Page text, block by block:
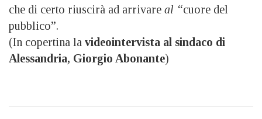
che di certo riuscirà ad arrivare al “cuore del
pubblico”.
(In copertina la videointervista al sindaco di
Alessandria, Giorgio Abonante)